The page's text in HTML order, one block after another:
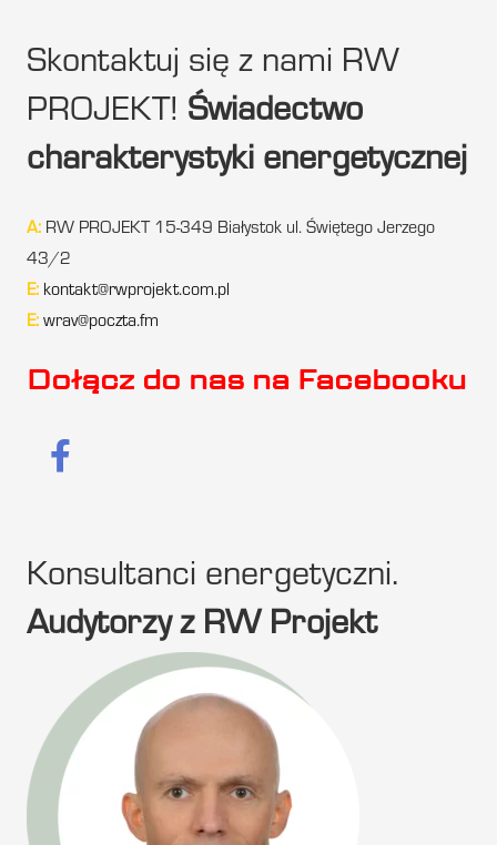
Skontaktuj się z nami RW
PROJEKT! Świadectwo
charakterystyki energetycznej
A: RW PROJEKT 15-349 Białystok ul. Świętego Jerzego
43/2
E: kontakt@rwprojekt.com.pl
E: wrav@poczta.fm
Dołącz do nas na Facebooku
Konsultanci energetyczni.
Audytorzy z RW Projekt